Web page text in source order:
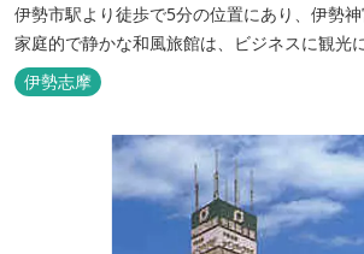
伊勢市駅より徒歩で5分の位置にあり、伊勢神
家庭的で静かな和風旅館は、ビジネスに観光
伊勢志摩